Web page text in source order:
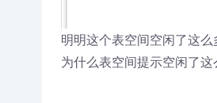
明明这个表空间空闲了这
为什么表空间提示空闲了